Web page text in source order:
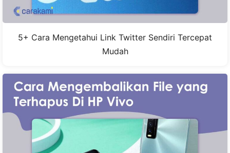
5+ Cara Mengetahui Link Twitter Sendiri Tercepat
Mudah